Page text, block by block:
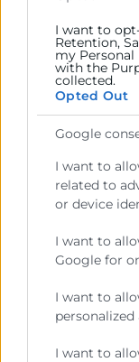
I want to
Retention,
my
with the
collected.
Opted Out
Google
I want to
related to
or device
I want to
Google for
I want to
I want to
taller de
Fruto también
Informe ‘La
la provincia de
el mes de
análisis de 2.800
provincia de
regularidad de
estabilidad de
competitiva y
les confieren un
disrupciones